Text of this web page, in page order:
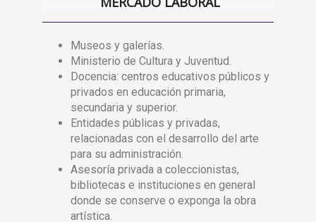
Museos y galerías.
Ministerio de Cultura y Juventud.
Docencia: centros educativos públicos y
privados en educación primaria,
secundaria y superior.
Entidades públicas y privadas,
relacionadas con el desarrollo del arte
para su administración.
Asesoría privada a coleccionistas,
bibliotecas e instituciones en general
donde se conserve o exponga la obra
artística.